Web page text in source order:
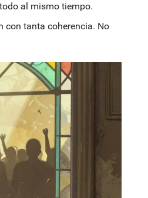
al mismo tiempo.
con tanta coherencia. No